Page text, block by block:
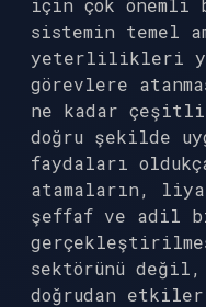
için çok önemli
sistemin temel
yeterlilikleri
görevlere
ne kadar
doğru şekilde
faydaları
atamaların,
şeffaf ve adil
sektörünü değil,
doğrudan